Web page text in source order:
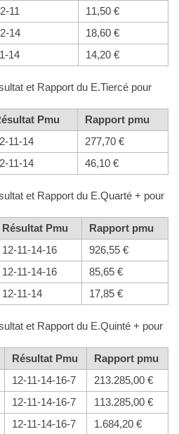
11
11,50 €
14
18,60 €
14 14,20 €
et Rapport du E.Tiercé pour
Pmu
Rapport pmu
11-14
277,70 €
11-14 46,10 €
et Rapport du E.Quarté + pour
Résultat Pmu
Rapport pmu
12-11-14-16
926,55 €
12-11-14-16
85,65 €
12-11-14 17,85 €
et Rapport du E.Quinté + pour
Résultat Pmu
Rapport pmu
12-11-14-16-7
213.285,00 €
12-11-14-16-7
113.285,00 €
12-11-14-16-7
1.684,20 €